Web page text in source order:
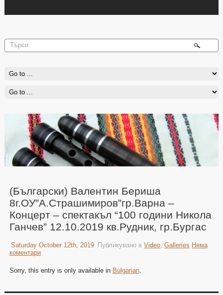
(Български) Валентин Бериша
8г.ОУ”А.Страшимиров”гр.Варна –
Концерт – спектакъл “100 години Никола
Ганчев” 12.10.2019 кв.Рудник, гр.Бургас
Saturday October 12th, 2019 Публикувано в Video, Galleries Няма
коментари
Sorry, this entry is only available in Bulgarian.